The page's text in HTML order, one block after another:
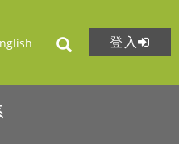
登入